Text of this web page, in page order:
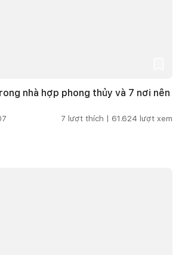
nhà hợp phong thủy và 7 nơi nên
7 lượt thích | 61.624 lượt xem